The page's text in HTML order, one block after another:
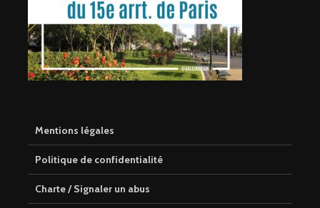
Mentions légales
Politique de confidentialité
Charte / Signaler un abus